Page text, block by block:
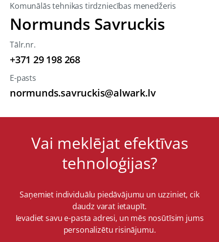
Komunālās tehnikas tirdzniecības menedžeris
Normunds Savruckis
Tālr.nr.
+371 29 198 268
E-pasts
normunds.savruckis@alwark.lv
Vai meklējat efektīvas
tehnoloģijas?
Saņemiet individuālu piedāvājumu un uzziniet, cik
daudz varat ietaupīt.
Ievadiet savu e-pasta adresi, un mēs nosūtīsim jums
personalizētu risinājumu.